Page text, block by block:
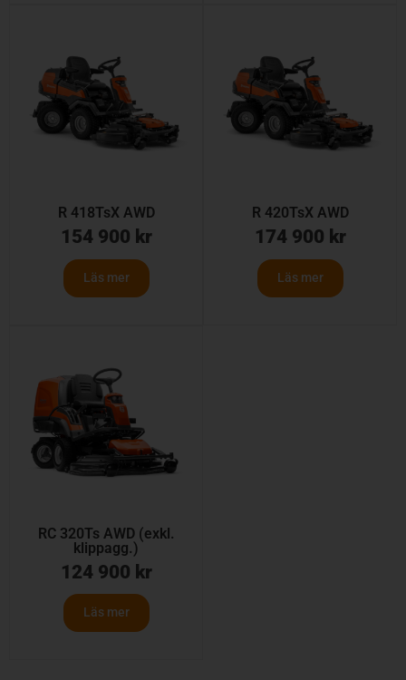
R 418TsX AWD
154 900 kr
Läs mer
R 420TsX AWD
174 900 kr
Läs mer
RC 320Ts AWD (exkl.
klippagg.)
124 900 kr
Läs mer